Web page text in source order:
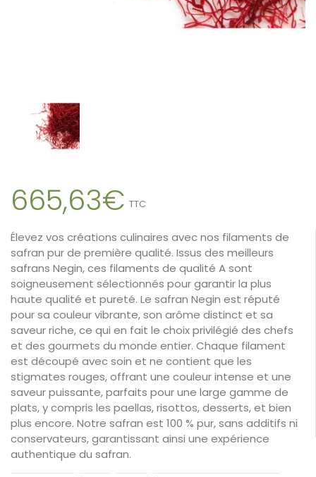
665,63€ TTC
Élevez vos créations culinaires avec nos filaments de
safran pur de première qualité. Issus des meilleurs
safrans Negin, ces filaments de qualité A sont
soigneusement sélectionnés pour garantir la plus
haute qualité et pureté. Le safran Negin est réputé
pour sa couleur vibrante, son arôme distinct et sa
saveur riche, ce qui en fait le choix privilégié des chefs
et des gourmets du monde entier. Chaque filament
est découpé avec soin et ne contient que les
stigmates rouges, offrant une couleur intense et une
saveur puissante, parfaits pour une large gamme de
plats, y compris les paellas, risottos, desserts, et bien
plus encore. Notre safran est 100 % pur, sans additifs ni
conservateurs, garantissant ainsi une expérience
authentique du safran.